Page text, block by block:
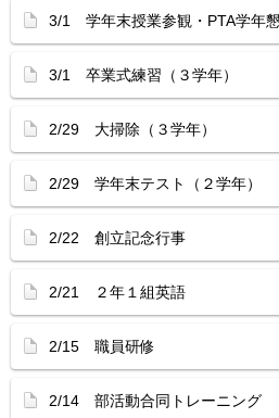
3/1 学年末授業参観・PTA学年懇
3/1 卒業式練習（３学年）
2/29 大掃除（３学年）
2/29 学年末テスト（２学年）
2/22 創立記念行事
2/21 ２年１組英語
2/15 職員研修
2/14 部活動合同トレーニング